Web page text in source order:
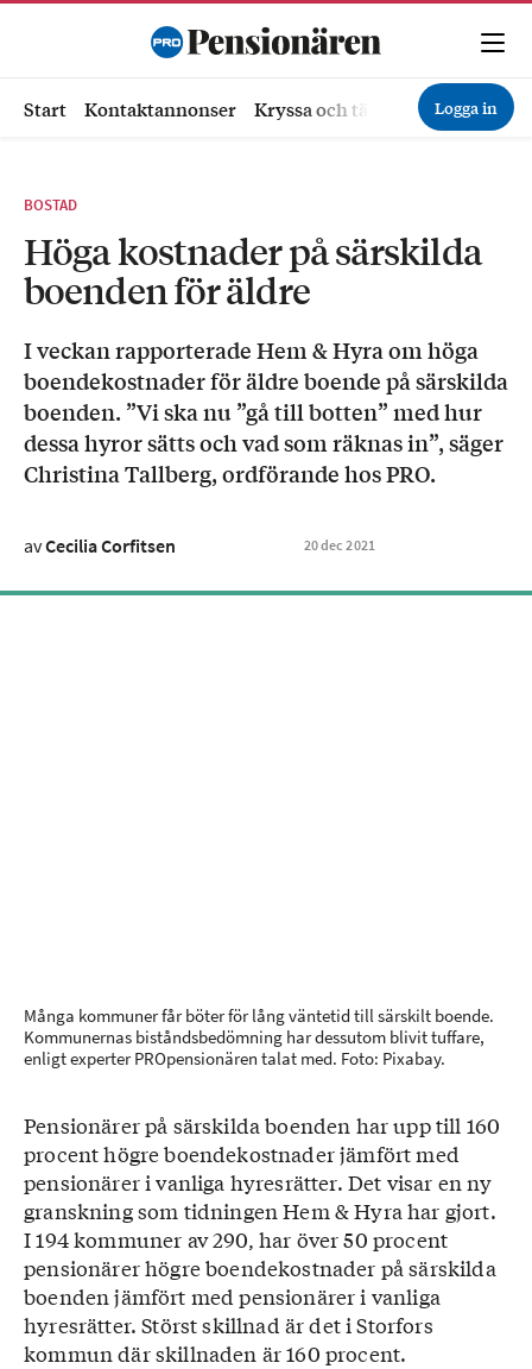
Start Kontaktannonser Kryssa och tävla Ekonomi
Logga in
BOSTAD
Höga kostnader på särskilda
boenden för äldre
I veckan rapporterade Hem & Hyra om höga
boendekostnader för äldre boende på särskilda
boenden. ”Vi ska nu ”gå till botten” med hur
dessa hyror sätts och vad som räknas in”, säger
Christina Tallberg, ordförande hos PRO.
avCecilia Corfitsen 20dec 2021
Många kommuner får böter för lång väntetid till särskilt boende.
Kommunernas biståndsbedömning har dessutom blivit tuffare,
enligt experter PROpensionären talat med. Foto: Pixabay.
Pensionärer på särskilda boenden har upp till 160
procent högre boendekostnader jämfört med
pensionärer i vanliga hyresrätter. Det visar en ny
granskning som tidningen Hem & Hyra har gjort.
I 194 kommuner av 290, har över 50 procent
pensionärer högre boendekostnader på särskilda
boenden jämfört med pensionärer i vanliga
hyresrätter. Störst skillnad är det i Storfors
kommun där skillnaden är 160 procent.